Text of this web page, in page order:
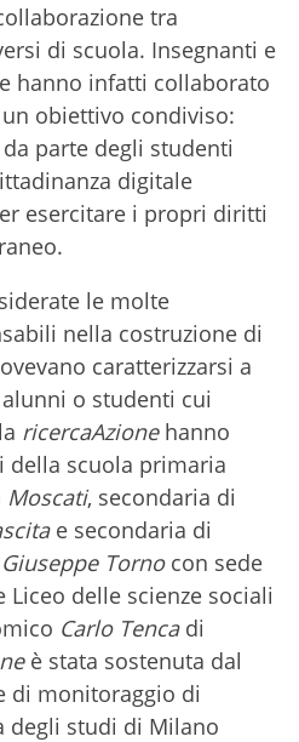
tra
di scuola. Insegnanti e
hanno infatti collaborato
obiettivo condiviso:
parte degli studenti
digitale
esercitare i propri diritti
le molte
nella costruzione di
caratterizzarsi a
o studenti cui
ricercaAzionehanno
della scuola primaria
Moscati, secondaria di
e secondaria di
Giuseppe Tornocon sede
Liceo delle scienze sociali
Carlo Tenca di
è stata sostenuta dal
di monitoraggio di
degli studi di Milano